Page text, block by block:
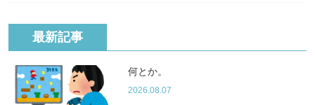
最新記事
何とか。
2026.08.07